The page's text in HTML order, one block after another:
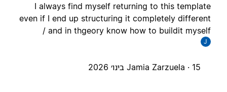
I always find myself returning to this
even if I end up structuring it completely
/ and in thgeory know how to buildit
Jamia Zarzuela ·